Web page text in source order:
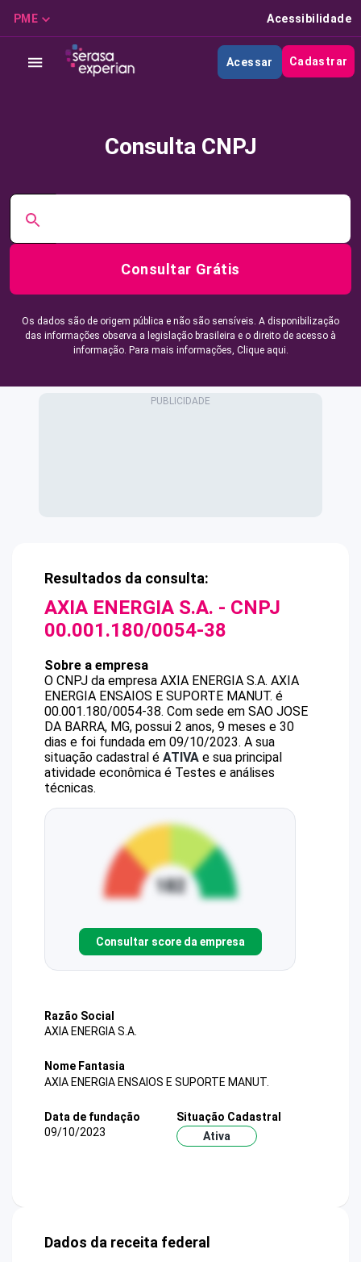
PME Acessibilidade
Acessar Cadastrar
Consulta CNPJ
Consultar Grátis
Os dados são de origem pública e não são sensíveis. A disponibilização
das informações observa a legislação brasileira e o direito de acesso à
informação. Para mais informações, Clique aqui.
Resultados da consulta:
AXIA ENERGIA S.A. - CNPJ
00.001.180/0054-38
Sobre a empresa
O CNPJ da empresa AXIA ENERGIA S.A. AXIA
ENERGIA ENSAIOS E SUPORTE MANUT. é
00.001.180/0054-38. Com sede em SAO JOSE
DA BARRA, MG, possui 2 anos, 9 meses e 30
dias e foi fundada em 09/10/2023. A sua
situação cadastral é ATIVA e sua principal
atividade econômica é Testes e análises
técnicas.
Consultar score da empresa
Razão Social
AXIA ENERGIA S.A.
Nome Fantasia
AXIA ENERGIA ENSAIOS E SUPORTE MANUT.
Data de fundação
09/10/2023
Situação Cadastral
Ativa
Dados da receita federal